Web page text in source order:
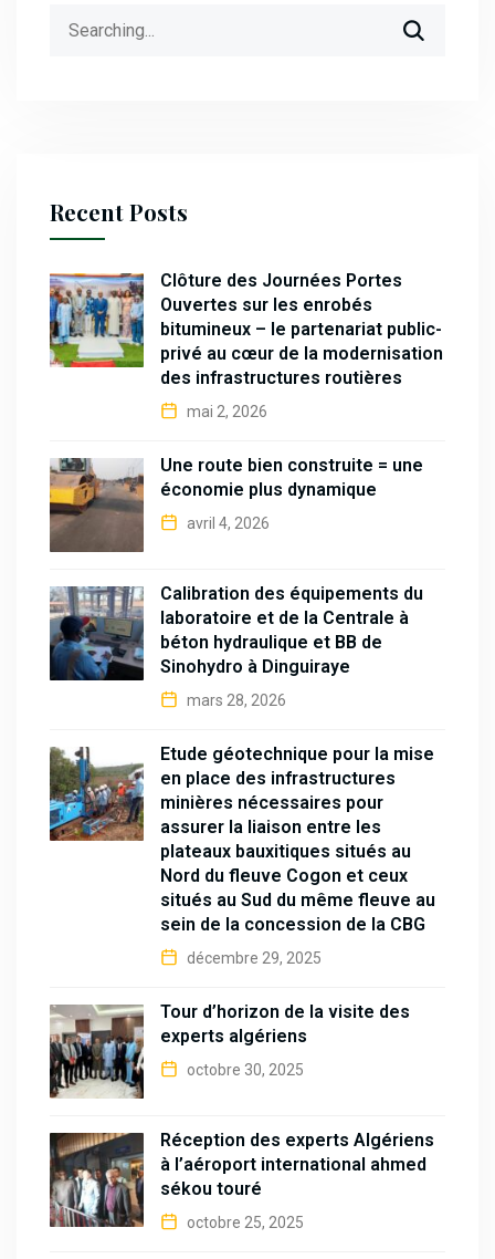
Recent Posts
Clôture des Journées Portes
Ouvertes sur les enrobés
bitumineux – le partenariat public-
privé au cœur de la modernisation
des infrastructures routières
mai 2, 2026
Une route bien construite = une
économie plus dynamique
avril 4, 2026
Calibration des équipements du
laboratoire et de la Centrale à
béton hydraulique et BB de
Sinohydro à Dinguiraye
mars 28, 2026
Étude géotechnique pour la mise
en place des infrastructures
minières nécessaires pour
assurer la liaison entre les
plateaux bauxitiques situés au
Nord du fleuve Cogon et ceux
situés au Sud du même fleuve au
sein de la concession de la CBG
décembre 29, 2025
Tour d’horizon de la visite des
experts algériens
octobre 30, 2025
Réception des experts Algériens
à l’aéroport international ahmed
sékou touré
octobre 25, 2025